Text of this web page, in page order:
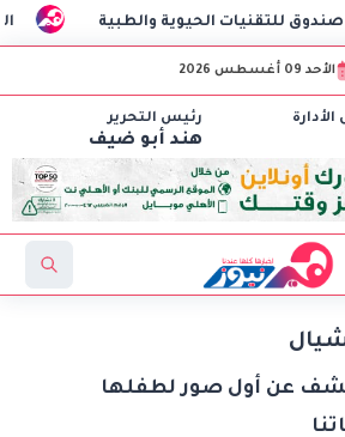
الاعتماد الحيوية والطبية
الأحد 09 أغسطس 2026
رئيس التحرير
هند أبو ضيف
عن أول صور لطفلها